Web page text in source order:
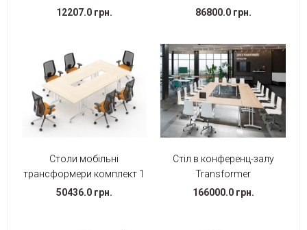
12207.0 грн.
86800.0 грн.
Столи мобільні
трансформери комплект 1
50436.0 грн.
Стіл в конференц-залу
Transformer
166000.0 грн.